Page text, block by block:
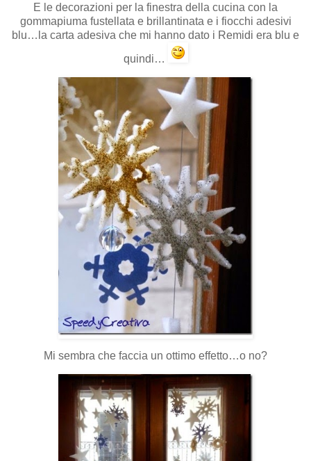
E le decorazioni per la finestra della cucina con la
gommapiuma fustellata e brillantinata e i fiocchi adesivi
blu…la carta adesiva che mi hanno dato i Remidi era blu e
quindi…
Mi sembra che faccia un ottimo effetto…o no?